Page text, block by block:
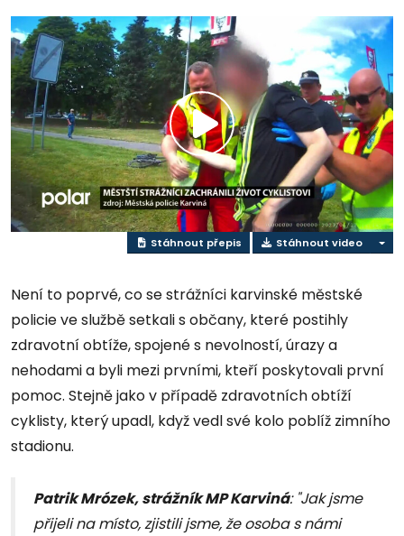
Přehrát
video
Stáhnout přepis Stáhnout video
Není to poprvé, co se strážníci karvinské městské
policie ve službě setkali s občany, které postihly
zdravotní obtíže, spojené s nevolností, úrazy a
nehodami a byli mezi prvními, kteří poskytovali první
pomoc. Stejně jako v případě zdravotních obtíží
cyklisty, který upadl, když vedl své kolo poblíž zimního
stadionu.
Patrik Mrózek, strážník MP Karviná: "Jak jsme
přijeli na místo, zjistili jsme, že osoba s námi